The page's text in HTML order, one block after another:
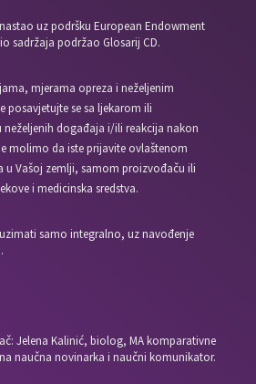
uz podršku European Endowment
sadržaja podržao Glosarij CD.
mjerama opreza i neželjenim
posavjetujte se sa ljekarom ili
neželjenih događaja i/ili reakcija nakon
molimo da iste prijavite ovlaštenom
u Vašoj zemlji, samom proizvođaču ili
i medicinska sredstva.
samo integralno, uz navođenje
Jelena Kalinić, biolog, MA komparativne
naučna novinarka i naučni komunikator.